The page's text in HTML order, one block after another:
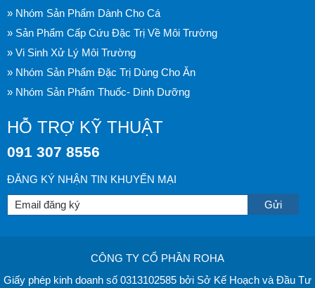
» Nhóm Sản Phẩm Dành Cho Cá
» Sản Phẩm Cấp Cứu Đặc Trị Về Môi Trường
» Vi Sinh Xử Lý Môi Trường
» Nhóm Sản Phẩm Đặc Trị Dùng Cho Ăn
» Nhóm Sản Phẩm Thuốc- Dinh Dưỡng
HỖ TRỢ KỸ THUẬT
091 307 8556
ĐĂNG KÝ NHẬN TIN KHUYẾN MẠI
CÔNG TY CỔ PHẦN ROHA
Giấy phép kinh doanh số 0313102585 bởi Sở Kế Hoạch và Đầu Tư